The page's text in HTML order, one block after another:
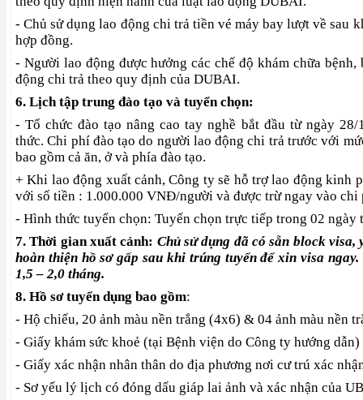
- Chủ sử dụng lao động chi trả tiền vé máy bay lượt về sau
hợp đồng.
- Người lao động được hưởng các chế độ khám chữa bệnh,
động chi trả theo quy định của DUBAI.
6. Lịch tập trung đào tạo và tuyển chọn:
- Tổ chức đào tạo nâng cao tay nghề bắt đầu từ ngày
thức. Chi phí đào tạo do người lao động chi trả trước với
bao gồm cả ăn, ở và phía đào tạo.
+ Khi lao động xuất cảnh, Công ty sẽ hỗ trợ lao động kinh
với số tiền : 1.000.000 VNĐ/người và được trừ ngay vào chi
- Hình thức tuyển chọn: Tuyển chọn trực tiếp trong 02 ngày
7. Thời gian xuất cảnh: Chủ sử dụng đã có sẵn block
hoàn thiện hồ sơ gấp sau khi trúng tuyển để xin visa
1,5 – 2,0 tháng.
8. Hồ sơ tuyển dụng bao gồm:
- Hộ chiếu, 20 ảnh màu nền trắng (4x6) & 04 ảnh màu nền
- Giấy khám sức khoẻ (tại Bệnh viện do Công ty hướng dẫn)
- Giấy xác nhận nhân thân do địa phương nơi cư trú xác
- Sơ yếu lý lịch có đóng dấu giáp lai ảnh và xác nhận của